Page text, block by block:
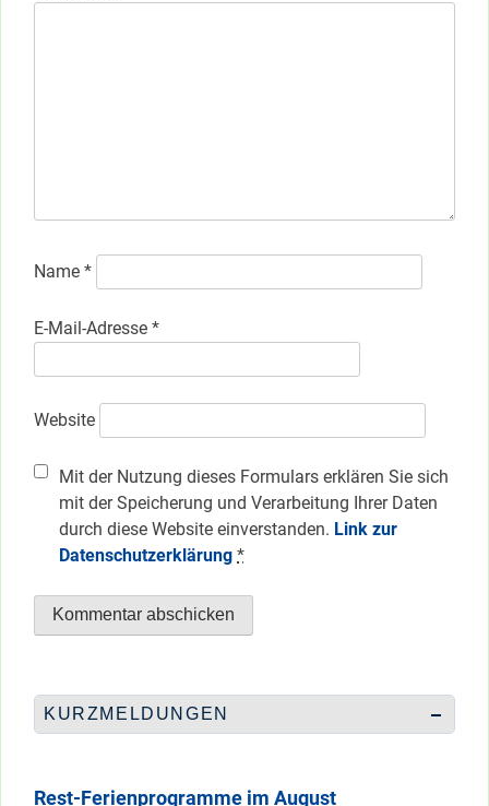
Name *
E-Mail-Adresse *
Website
Mit der Nutzung dieses Formulars erklären Sie sich
mit der Speicherung und Verarbeitung Ihrer Daten
durch diese Website einverstanden. Link zur
Datenschutzerklärung *
KURZMELDUNGEN
Rest-Ferienprogramme im August